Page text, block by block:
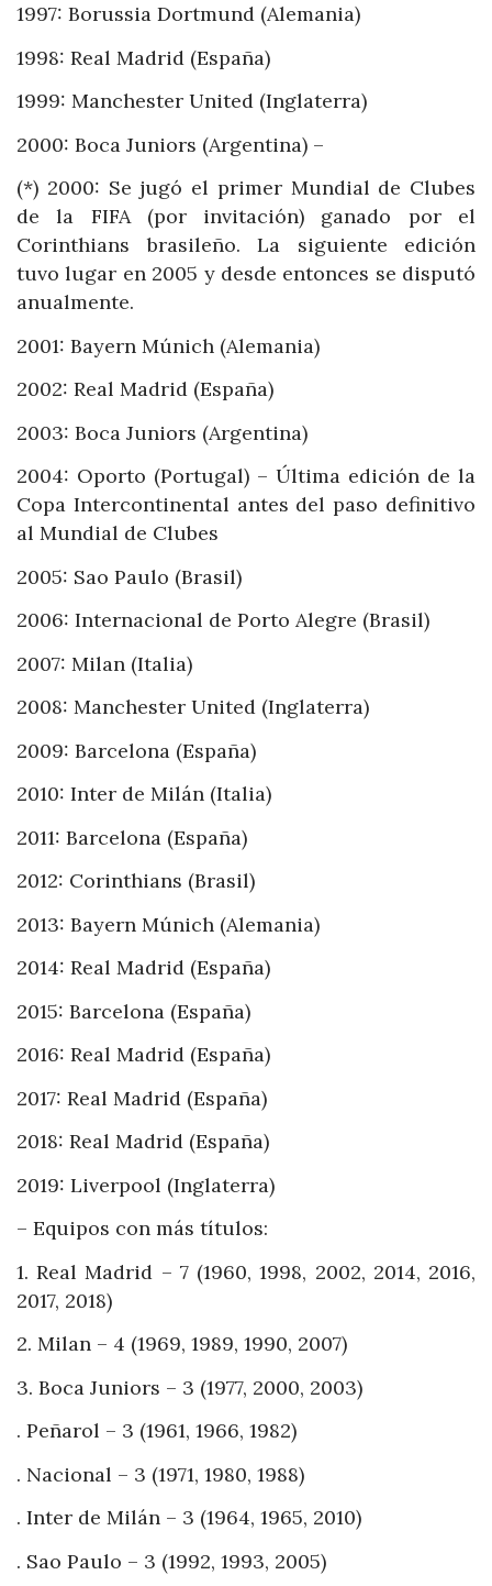
1997: Borussia Dortmund (Alemania)
1998: Real Madrid (España)
1999: Manchester United (Inglaterra)
2000: Boca Juniors (Argentina) –
(*) 2000: Se jugó el primer Mundial de Clubes
de la FIFA (por invitación) ganado por el
Corinthians brasileño. La siguiente edición
tuvo lugar en 2005 y desde entonces se disputó
anualmente.
2001: Bayern Múnich (Alemania)
2002: Real Madrid (España)
2003: Boca Juniors (Argentina)
2004: Oporto (Portugal) – Última edición de la
Copa Intercontinental antes del paso definitivo
al Mundial de Clubes
2005: Sao Paulo (Brasil)
2006: Internacional de Porto Alegre (Brasil)
2007: Milan (Italia)
2008: Manchester United (Inglaterra)
2009: Barcelona (España)
2010: Inter de Milán (Italia)
2011: Barcelona (España)
2012: Corinthians (Brasil)
2013: Bayern Múnich (Alemania)
2014: Real Madrid (España)
2015: Barcelona (España)
2016: Real Madrid (España)
2017: Real Madrid (España)
2018: Real Madrid (España)
2019: Liverpool (Inglaterra)
– Equipos con más títulos:
1. Real Madrid – 7 (1960, 1998, 2002, 2014, 2016,
2017, 2018)
2. Milan – 4 (1969, 1989, 1990, 2007)
3. Boca Juniors – 3 (1977, 2000, 2003)
. Peñarol – 3 (1961, 1966, 1982)
. Nacional – 3 (1971, 1980, 1988)
. Inter de Milán – 3 (1964, 1965, 2010)
. Sao Paulo – 3 (1992, 1993, 2005)